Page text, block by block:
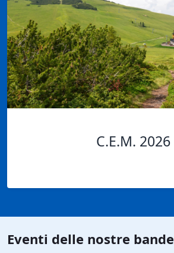
C.E.M. 2026
Eventi delle nostre bande